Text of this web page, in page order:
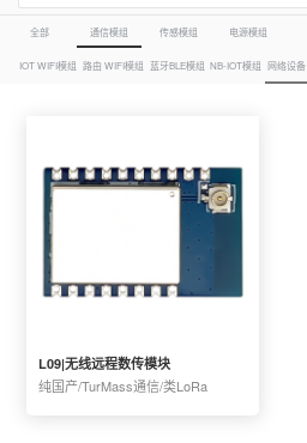
全部 通信模组 传感模组 电源模组
IOT WIFI模组 路由 WIFI模组 蓝牙BLE模组 NB-IOT模组 网络设备
L09|无线远程数传模块
纯国产/TurMass通信/类LoRa